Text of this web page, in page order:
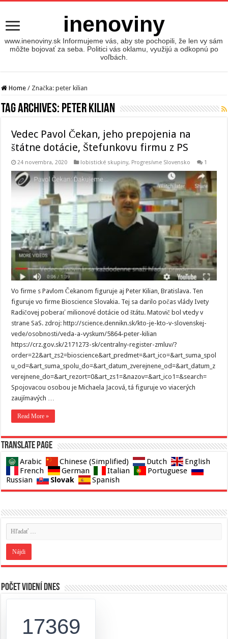
inenoviny
www.inenoviny.sk Informujeme vás, aby ste pochopili, že len vy sám
môžte bojovať za seba. Politici vás oklamu, využijú a odkopnú po
voľbách.
Home / Značka:peter kilian
Tag Archives: peter kilian
Vedec Pavol Čekan, jeho prepojenia na
štátne dotácie, Štefunkovu firmu z PS
24 novembra, 2020 lobistické skupiny, Progresívne Slovensko 1
Vo firme s Pavlom Čekanom figuruje aj Peter Kilian, Bratislava. Ten
figuruje vo firme Bioscience Slovakia. Tej sa darilo počas vlády Ivety
Radičovej poberať milionové dotácie od štátu. Matovič bol vtedy v
strane SaS. zdroj: http://science.dennikn.sk/kto-je-kto-v-slovenskej-
vede/osobnosti/veda-a-vyskum/5864-peter-kilian
https://crz.gov.sk/2171273-sk/centralny-register-zmluv/?
order=22&art_zs2=bioscience&art_predmet=&art_ico=&art_suma_spol
u_od=&art_suma_spolu_do=&art_datum_zverejnene_od=&art_datum_z
verejnene_do=&art_rezort=0&art_zs1=&nazov=&art_ico1=&search=
Spojovacou osobou je Michaela Jacová, tá figuruje vo viacerých
zaujímavých …
Read More »
Translate page
Arabic Chinese (Simplified) Dutch
English
French
German Italian
Portuguese
Russian
Slovak Spanish
Počet videní dnes
17369